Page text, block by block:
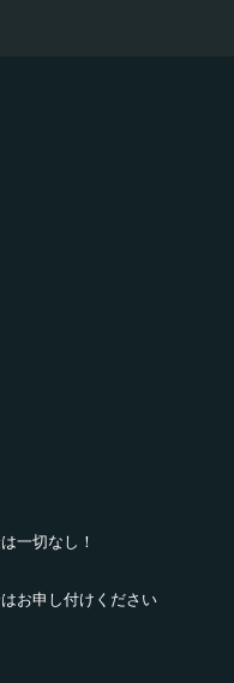
一切なし！
お申し付けください